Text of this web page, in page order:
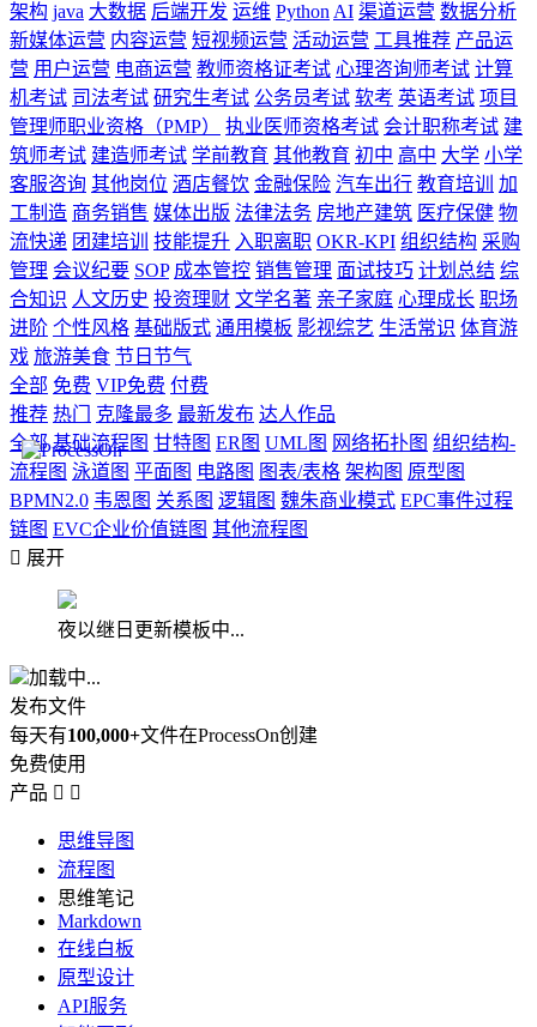
架构 java 大数据 后端开发 运维 Python AI 渠道运营 数据分析
新媒体运营 内容运营 短视频运营 活动运营 工具推荐 产品运
营 用户运营 电商运营 教师资格证考试 心理咨询师考试 计算
机考试 司法考试 研究生考试 公务员考试 软考 英语考试 项目
管理师职业资格（PMP）
执业医师资格考试 会计职称考试 建
筑师考试 建造师考试 学前教育 其他教育 初中 高中 大学 小学
客服咨询 其他岗位 酒店餐饮 金融保险 汽车出行 教育培训
加
工制造 商务销售 媒体出版 法律法务 房地产建筑 医疗保健 物
流快递 团建培训 技能提升 入职离职 OKR-KPI 组织结构 采购
管理 会议纪要 SOP 成本管控 销售管理 面试技巧 计划总结 综
合知识 人文历史 投资理财 文学名著 亲子家庭 心理成长 职场
进阶 个性风格 基础版式 通用模板 影视综艺 生活常识 体育游
戏 旅游美食 节日节气
全部 免费 VIP免费 付费
推荐 热门 克隆最多 最新发布 达人作品
全部 基础流程图 甘特图 ER图 UML图 网络拓扑图 组织结构-
流程图 泳道图 平面图 电路图 图表/表格 架构图 原型图
BPMN2.0 韦恩图 关系图 逻辑图 魏朱商业模式 EPC事件过程
链图 EVC企业价值链图 其他流程图
 展开
夜以继日更新模板中...
加载中...
发布文件
每天有100,000+文件在ProcessOn创建
免费使用
产品  
思维导图
流程图
思维笔记
Markdown
在线白板
原型设计
API服务